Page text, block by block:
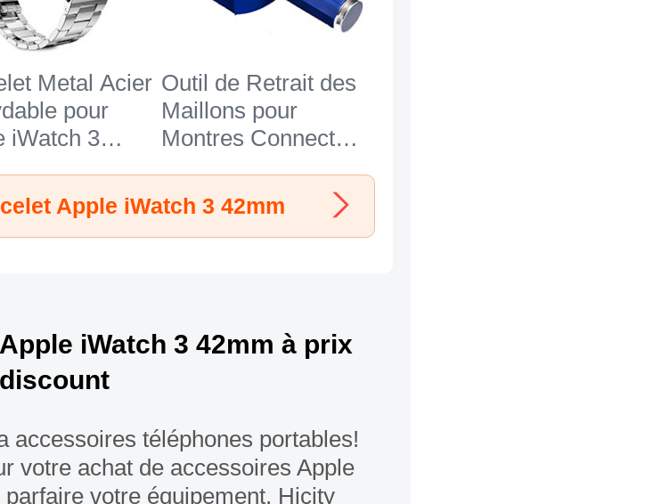
Metal Acier
pour
iWatch 3
Outil de Retrait des
Maillons pour
Montres Connectee
42mm Bleu
Apple iWatch 3 42mm
iWatch 3 42mm à prix
discount
accessoires téléphones portables!
votre achat de accessoires Apple
votre équipement, Hicity